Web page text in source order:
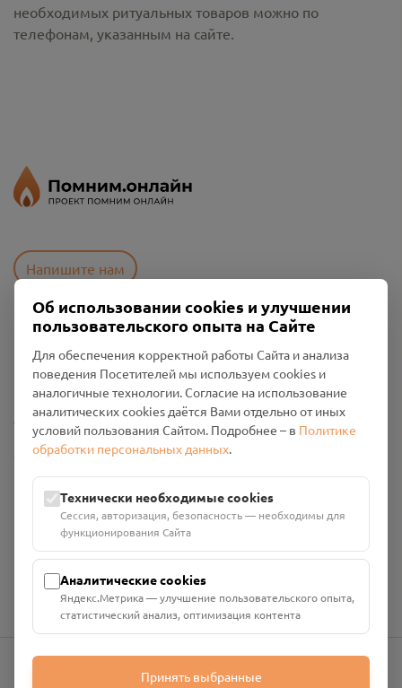
необходимых ритуальных товаров можно по
телефонам, указанным на сайте.
Напишите нам
Политика конфиденциальности
Промо-материалы
Настройки cookies
Общество с ограниченной ответственностью «Смоленский
Проект Помним»
ИНН: 6700029207 ОГРН: 1256700001986
Юридический адрес: 216790, Смоленская область, р-н
Руднянский, г. Рудня, улица Западная, д. 26А, пом. 18
Номер счёта: 40702810901130004287 в АО "АЛЬФА-БАНК"
Об использовании cookies и улучшении
пользовательского опыта на Сайте
Для обеспечения корректной работы Сайта и анализа
поведения Посетителей мы используем cookies и
аналогичные технологии. Согласие на использование
аналитических cookies даётся Вами отдельно от иных
условий пользования Сайтом. Подробнее – в Политике
обработки персональных данных.
Технически необходимые cookies
Сессия, авторизация, безопасность — необходимы для
функционирования Сайта
Аналитические cookies
Яндекс.Метрика — улучшение пользовательского опыта,
статистический анализ, оптимизация контента
Принять выбранные